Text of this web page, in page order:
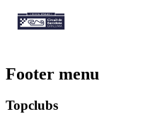
Footer menu
Topclubs